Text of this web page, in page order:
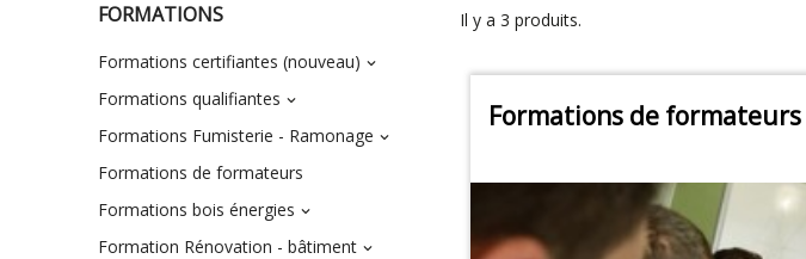
FORMATIONS
Formations certifiantes (nouveau) 
Formations qualifiantes 
Formations Fumisterie - Ramonage 
Formations de formateurs
Formations bois énergies 
Formation Rénovation - bâtiment 
Il y a 3 produits.
Formations de formateurs